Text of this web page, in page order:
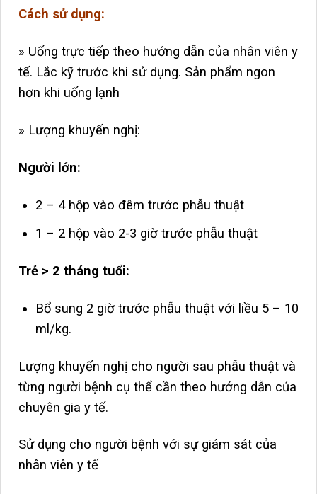
Cách sử dụng:
» Uống trực tiếp theo hướng dẫn của nhân viên y
tế. Lắc kỹ trước khi sử dụng. Sản phẩm ngon
hơn khi uống lạnh
» Lượng khuyến nghị:
Người lớn:
2 – 4 hộp vào đêm trước phẫu thuật
1 – 2 hộp vào 2-3 giờ trước phẫu thuật
Trẻ > 2 tháng tuổi:
Bổ sung 2 giờ trước phẫu thuật với liều 5 – 10
ml/kg.
Lượng khuyến nghị cho người sau phẫu thuật và
từng người bệnh cụ thể cần theo hướng dẫn của
chuyên gia y tế.
Sử dụng cho người bệnh với sự giám sát của
nhân viên y tế